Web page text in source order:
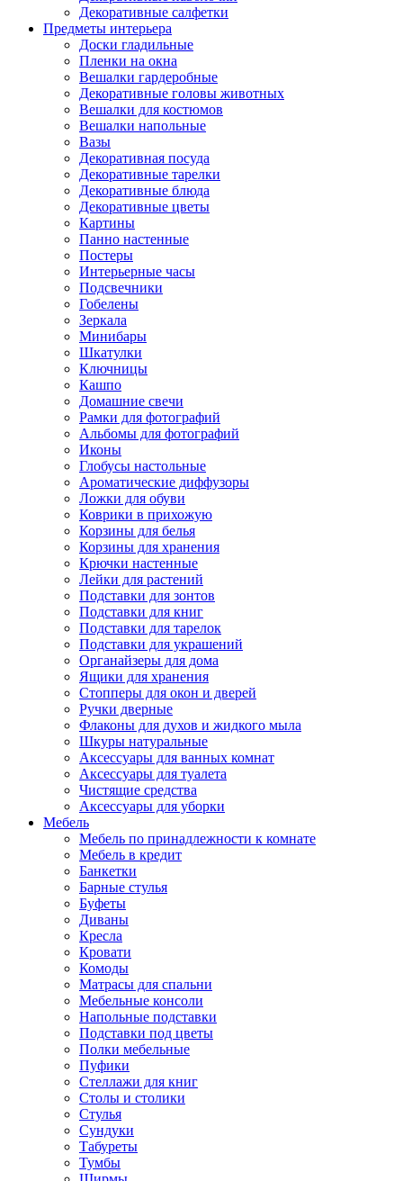
Декоративные салфетки
Предметы интерьера
Доски гладильные
Пленки на окна
Вешалки гардеробные
Декоративные головы животных
Вешалки для костюмов
Вешалки напольные
Вазы
Декоративная посуда
Декоративные тарелки
Декоративные блюда
Декоративные цветы
Картины
Панно настенные
Постеры
Интерьерные часы
Подсвечники
Гобелены
Зеркала
Минибары
Шкатулки
Ключницы
Кашпо
Домашние свечи
Рамки для фотографий
Альбомы для фотографий
Иконы
Глобусы настольные
Ароматические диффузоры
Ложки для обуви
Коврики в прихожую
Корзины для белья
Корзины для хранения
Крючки настенные
Лейки для растений
Подставки для зонтов
Подставки для книг
Подставки для тарелок
Подставки для украшений
Органайзеры для дома
Ящики для хранения
Стопперы для окон и дверей
Ручки дверные
Флаконы для духов и жидкого мыла
Шкуры натуральные
Аксессуары для ванных комнат
Аксессуары для туалета
Чистящие средства
Аксессуары для уборки
Мебель
Мебель по принадлежности к комнате
Мебель в кредит
Банкетки
Барные стулья
Буфеты
Диваны
Кресла
Кровати
Комоды
Матрасы для спальни
Мебельные консоли
Напольные подставки
Подставки под цветы
Полки мебельные
Пуфики
Стеллажи для книг
Столы и столики
Стулья
Сундуки
Табуреты
Тумбы